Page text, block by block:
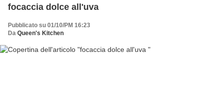
focaccia dolce all'uva
Pubblicato su 01/10/PM 16:23
Da Queen's Kitchen